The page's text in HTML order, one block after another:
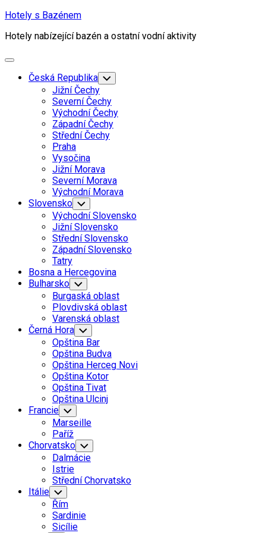
Skip
content
Hotely s Bazénem
Hotely nabízející bazén a ostatní vodní aktivity
Expand
Česká Republika Toggle
Child
Menu
Jižní Čechy
Severní Čechy
Východní Čechy
Západní Čechy
Střední Čechy
Praha
Vysočina
Jižní Morava
Severní Morava
Východní Morava
Slovensko Toggle
Child
Menu
Východní Slovensko
Jižní Slovensko
Střední Slovensko
Západní Slovensko
Tatry
Bosna a Hercegovina
Bulharsko Toggle
Child
Menu
Burgaská oblast
Plovdivská oblast
Varenská oblast
Černá Hora Toggle
Child
Menu
Opština Bar
Opština Budva
Opština Herceg Novi
Opština Kotor
Opština Tivat
Opština Ulcinj
Francie Toggle
Child
Menu
Marseille
Paříž
Chorvatsko Toggle
Child
Menu
Dalmácie
Istrie
Střední Chorvatsko
Itálie Toggle
Child
Menu
Řím
Sardinie
Sicílie